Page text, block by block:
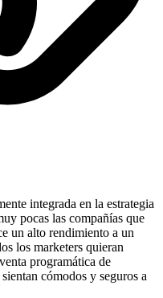
integrada en la estrategia
pocas las compañías que
un alto rendimiento a un
los marketers quieran
programática de
cómodos y seguros a